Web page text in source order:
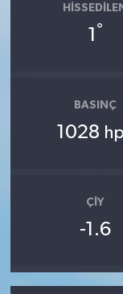
1 °
BASINÇ
1028
ÇIY
-1.6